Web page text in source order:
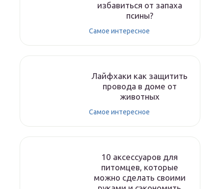
избавиться от запаха
псины?
Самое интересное
Лайфхаки как защитить
провода в доме от
животных
Самое интересное
10 аксессуаров для
питомцев, которые
можно сделать своими